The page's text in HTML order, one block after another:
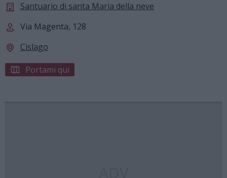
Santuario di santa Maria della neve
Via Magenta, 128
Cislago
Portami qui